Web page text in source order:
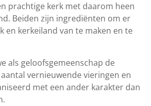
prachtige kerk met daarom heen
Beiden zijn ingrediënten om er
en kerkeiland van te maken en te
als geloofsgemeenschap de
vernieuwende vieringen en
met een ander karakter dan